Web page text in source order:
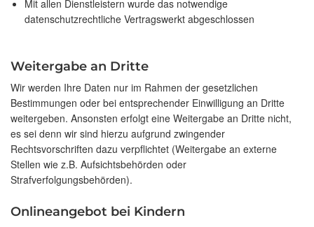
Mit allen Dienstleistern wurde das notwendige
datenschutzrechtliche Vertragswerkt abgeschlossen
Weitergabe an Dritte
Wir werden Ihre Daten nur im Rahmen der gesetzlichen
Bestimmungen oder bei entsprechender Einwilligung an Dritte
weitergeben. Ansonsten erfolgt eine Weitergabe an Dritte nicht,
es sei denn wir sind hierzu aufgrund zwingender
Rechtsvorschriften dazu verpflichtet (Weitergabe an externe
Stellen wie z.B. Aufsichtsbehörden oder
Strafverfolgungsbehörden).
Onlineangebot bei Kindern